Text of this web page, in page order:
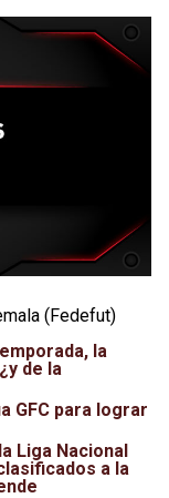
(Fedefut)
la
de la
GFC para lograr
Liga Nacional
a la